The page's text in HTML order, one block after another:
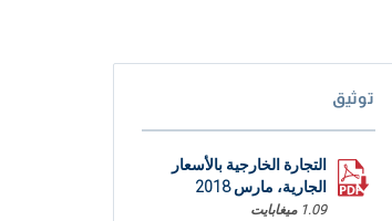
توثيق
التجارة الخارجية بالأسعار
الجارية، مارس 2018
1.09 ميغابايت